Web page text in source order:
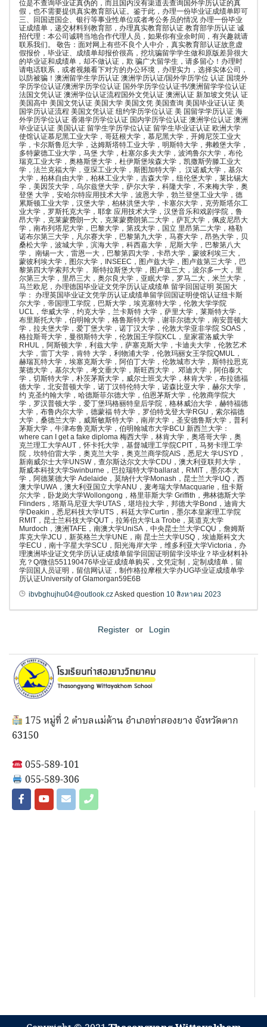
位是不查询毕业证真伪的，而且国内没有渠道去查询国外学历认证的真
假，也不需要提供真实教育部认证。鉴于此，办理一份毕业证成绩单即可
三、回国进国企、银行等事业性单位或者考公务员的情况 办理一份毕业
证成绩单，递交材料到教育部，办理真实教育部认证 教育部学历认证 诚
招代理：本公司诚聘当地合作代理人员，如果你有业余时间，有兴趣就请
联系我们。 敬告：面对网上有些不良个人中介，真实教育部认证故意虚
假报价，毕业证、成绩单却报价很高，挖坑骗留学学生做和原版差异很大
的毕业证和成绩单，却不做认证，欺 骗广大留学生，请多留心！办理时
请电话联系，或者视频看下对方的办公环境，办理实力，选择实体公司，
以防被骗！澳洲留学生学历认证 澳洲学历认证/国外学历学位 认证 国境外
学历学位认证/澳洲学历学位认证 国外学历学位认证书/澳洲留学学位认证
法国文凭认证 澳洲学位认证流程国外文凭认证 澳洲认证 新加坡文凭认 证
美国高中 美国文凭认证 美国大学 美国文凭 美国查询 美国毕业证认证 美
国学历认证流程 美国文凭认证 纽约学历学位认证 美 国留学学历认证 海
外学历学位认证 香港学历学位认证 国内学历学位认证 澳洲学位认证 澳洲
毕业证认证 美国认证 留学生学历学位认证 留学生毕业证认证 欧洲大学
使馆认证慕尼黑工业大学，哥廷根大学，慕尼黑大学，开姆尼茨工业大
学，卡尔斯鲁厄大学，达姆斯塔特工业大学，明斯特大学，弗赖堡大学，
多特蒙德工业大学，马堡 大学，杜塞尔多夫大学，波鸿鲁尔大学，布伦
瑞克工业大学，奥格斯堡大学，杜伊斯堡埃森大学，凯撒斯劳滕工业大
学，法兰克福大学，亚琛工业大学，斯图加特大学， 汉诺威大学，基尔
大学，柏林自由大学，柏林工业大学，吉森大学，纽伦堡大学，莱比锡大
学，美因茨大学，乌尔兹堡大学，萨尔大学，科隆大学，不来梅大学，奥
登堡 大学，安哈尔特应用技术大学，波恩大学，勃兰登堡工业大学，德
累斯顿工业大学，汉堡大学，柏林洪堡大学，卡塞尔大学，克劳斯塔尔工
业大学，罗斯托克大学，耶拿 应用技术大学，汉堡音乐和戏剧学院，鲁
昂大学，克莱蒙费朗一大，克莱蒙费朗第二大学，萨瓦大学，佩皮尼昂大
学，南布列塔尼大学，巴黎大学，第戎大学，国立 里昂第二大学，格勒
诺布尔第三大学，凡尔赛大学，巴黎第九大学，马赛大学，昂热大学，贝
桑松大学，波城大学，滨海大学，科西嘉大学，尼斯大学，巴黎第八大
学， 南锡一大，雷恩一大，巴黎第四大学，卡昂大学，蒙彼利埃三大，
蒙彼利埃大学，图尔大学，INSEEC，图卢兹大学，图卢兹第三大学，巴
黎第四大学索邦大学， 斯特拉斯堡大学，图卢兹三大，波尔多一大，里
尔第三大学，里昂三大，奥尔良大学，亚眠大学，罗马二大，米兰大学，
马兰欧尼，办理德国毕业证文凭学历认证成绩单 留学回国证明 英国大
学： 办理英国毕业证文凭学历认证成绩单留学回国证明使馆认证纽卡斯
尔大学，帝国理工学院，巴斯大学，埃克塞特大学，伦敦大学学院
UCL，华威大学，约克大学，兰卡斯特 大学，萨里大学，莱斯特大学，
布里斯托大学，伯明翰大学，格鲁斯特大学，谢菲尔德大学，南安普顿大
学，拉夫堡大学，爱丁堡大学，诺丁汉大学，伦敦大学亚非学院 SOAS，
格拉斯哥大学，曼彻斯特大学，伦敦国王学院KCL，皇家霍洛威大学
RHUL，阿斯顿大学，利兹大学，萨塞克斯大学，卡迪夫大学，伦敦艺术
大学，雷丁大学，肯特 大学，利物浦大学，伦敦玛丽女王学院QMUL，
赫瑞瓦特大学，埃塞克斯大学，阿伯丁大学，伦敦城市大学，斯特拉思克
莱德大学，基尔大学，考文垂大学，斯旺西大学， 邓迪大学，阿伯泰大
学，切斯特大学，朴茨茅斯大学，威尔士班戈大学，林肯大学，布拉德福
德大学，北安普顿大学，诺丁汉特伦特大学，诺森比亚大学，赫尔大学，
约 克圣约翰大学，哈德斯菲尔德大学，伯恩茅斯大学，伦敦商学院大
学，罗汉普顿大学，爱丁堡玛格丽特皇后学院，格林威治大学，赫特福德
大学，布鲁内尔大学，德蒙福 特大学，罗伯特戈登大学RGU，索尔福德
大学，桑德兰大学，威斯敏斯特大学，南岸大学，圣安德鲁斯大学，普利
茅斯大学，牛津布鲁克斯大学，伯明翰城市大学BCU 新西兰大学：
where can I get a fake diploma 梅西大学，林肯大学，奥塔哥大学，奥
克兰理工大学AUT，怀卡托大学，基督城理工学院CPIT，马努卡理工学
院，坎特伯雷大学，奥克兰大学，奥克兰商学院AIS，悉尼大 学USYD，
新南威尔士大学UNSW，查尔斯达尔文大学CDU，澳大利亚联邦大学，
斯威本科技大学Swinburne，巴拉瑞特大学ballarat，RMIT，墨尔本大
学，阿德莱德大学 Adelaide，莫纳什大学Monash，昆士兰大学UQ，西
澳大学UWA，澳大利亚国立大学ANU，麦考瑞大学Macquarie，纽卡斯
尔大学，卧龙岗大学Wollongong，格里菲斯大学 Griffith，弗林德斯大学
Flinders，塔斯马尼亚大学UTAS，堪培拉大学，邦德大学Bond，迪肯大
学Deakin，悉尼科技大学UTS，科廷大学Curtin，墨尔本皇家理工学院
RMIT，昆士兰科技大学QUT，拉筹伯大学La Trobe，莫道克大学
Murdoch，澳洲TAFE，南澳大学UniSA，中央昆士兰大学CQU，詹姆斯
库克大学JCU，新英格兰大学UNE，南 昆士兰大学USQ，埃迪斯科文大
学ECU，南十字星大学SCU，阳光海岸大学，维多利亚大学Victoria，办
理澳洲毕业证文凭学历认证成绩单留学回国证明留学没毕业？毕业材料补
充？Q/微信551190476毕业证成绩单购买，文凭定制，定制成绩单，留
学回国人员证明，留信网认证，制作格拉摩根大学办UG毕业证成绩单学
历认证University of Glamorgan59E6B
ibvbghujhu04@outlook.czAsked question 10 สิงหาคม 2023
Register or Login
175 หมู่ที่ 2 ตำบลแม่ต้าน อำเภอท่าสองยาง จังหวัดตาก
63150
055-589-101
055-589-306